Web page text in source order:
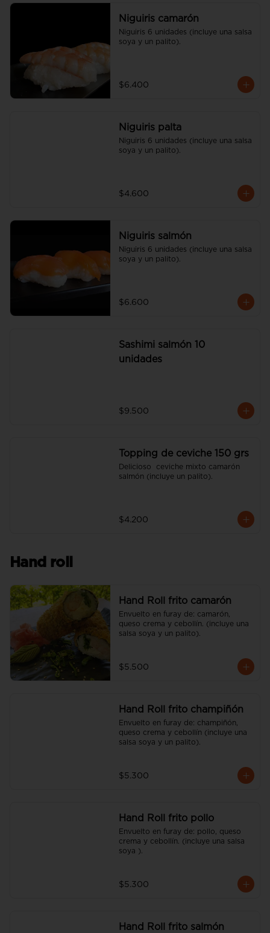
Niguiris camarón
Niguiris 6 unidades (incluye una salsa
soya y un palito).
$6.400
Niguiris palta
Niguiris 6 unidades (incluye una salsa
soya y un palito).
$4.600
Niguiris salmón
Niguiris 6 unidades (incluye una salsa
soya y un palito).
$6.600
Sashimi salmón 10
unidades
$9.500
Topping de ceviche 150 grs
Delicioso  ceviche mixto camarón
salmón (incluye un palito).
$4.200
Hand roll
Hand Roll frito camarón
Envuelto en furay de: camarón,
queso crema y cebollín. (incluye una
salsa soya y un palito).
$5.500
Hand Roll frito champiñón
Envuelto en furay de: champiñón,
queso crema y cebollín (incluye una
salsa soya y un palito).
$5.300
Hand Roll frito pollo
Envuelto en furay de: pollo, queso
crema y cebollín. (incluye una salsa
soya ).
$5.300
Hand Roll frito salmón